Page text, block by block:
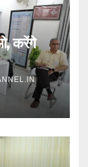
करेंगे